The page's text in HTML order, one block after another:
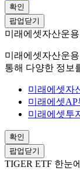
확인
팝업닫기
미래에셋자산운용
미래에셋자산운
통해 다양한 정보
미래에셋자
미래에셋AP
미래에셋투
확인
팝업닫기
TIGER ETF 한눈